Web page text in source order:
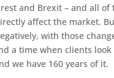
and Brexit – and all of
affect the market.
with those
a time when clients look
we have 160 years of it.